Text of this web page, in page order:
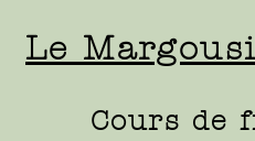
Le
Cours de